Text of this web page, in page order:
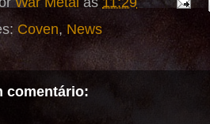
Coven, News
comentário: